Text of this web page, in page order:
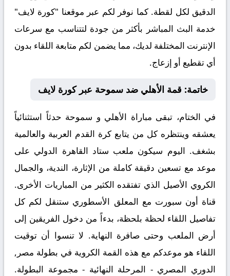
الدقيق لكل لقطة. كما نوفر لكم عبر موقعنا "كورة لايف"
خدمة البث المباشر بأكثر من جودة لتتناسب مع سرعات
الإنترنت المختلفة لديك، مما يضمن لكم متابعة اللقاء بدون
أي تقطيع أو إزعاج.
خاتمة: قمة الأهلي ضد سموحة عبر كورة لايف
في الختام، تبقى مباراة الأهلي و سموحة حدثاً استثنائياً
يعشقه وينتظره كل من يتابع كرة القدم العربية والعالمية
بشغف. اليوم سيكون ملعب ستاد القاهرة الدولي على
موعد مع تسعين دقيقة كاملة من الإثارة، الندية، والجمال
الكروي الأصيل الذي تفتقده الكثير من المباريات الأخرى.
قناة أون سبورت مع المعلق الأسطوري ستنقل لكم كل
تفاصيل اللقاء لحظة بلحظة، بدءاً من دخول الفريقين إلى
أرض الملعب وحتى صافرة النهاية. لا تنسوا أن توقيت
اللقاء هو موعدكم مع هذه القمة الكروية في بطولة مصر,
الدوري المصري - المرحلة النهائية - مجموعة البطولة.